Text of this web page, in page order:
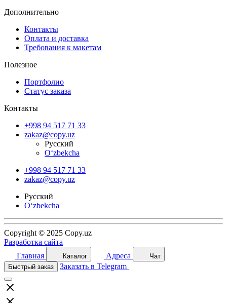
Дополнительно
Контакты
Оплата и доставка
Требования к макетам
Полезное
Портфолио
Статус заказа
Контакты
+998 94 517 71 33
zakaz@copy.uz
Русский
O‘zbekcha
+998 94 517 71 33
zakaz@copy.uz
Русский
O‘zbekcha
Copyright © 2025 Copy.uz
Разработка сайта
Главная
Каталог Адреса
Чат
Быстрый заказ
Заказать в Telegram